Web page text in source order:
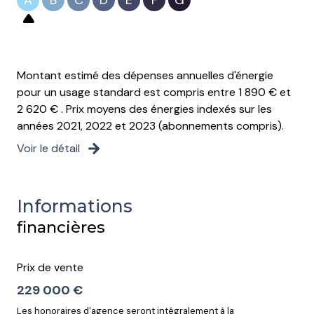
Montant estimé des dépenses annuelles d'énergie
pour un usage standard est compris entre 1 890 € et
2 620 € . Prix moyens des énergies indexés sur les
années 2021, 2022 et 2023 (abonnements compris).
Voir le détail
Informations
financières
Prix de vente
229 000 €
Les honoraires d'agence seront intégralement à la